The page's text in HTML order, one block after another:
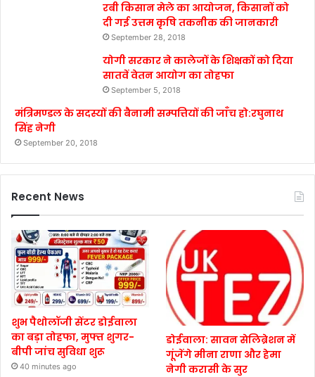
रबी किसान मेले का आयोजन, किसानों को
दी गई उत्तम कृषि तकनीक की जानकारी
September 28, 2018
योगी सरकार ने कालेजों के शिक्षकों को दिया
सातवें वेतन आयोग का तोहफा
September 5, 2018
मंत्रिमण्डल के सदस्यों की बैनामी सम्पत्तियों की जाँच हो:रघुनाथ
सिंह नेगी
September 20, 2018
Recent News
शुभ पैथोलॉजी सेंटर डोईवाला
का बड़ा तोहफा, मुफ्त शुगर-
बीपी जांच सुविधा शुरू
40 minutes ago
डोईवाला: सावन सेलिब्रेशन में
गूंजेंगे मीना राणा और हेमा
नेगी करासी के सुर